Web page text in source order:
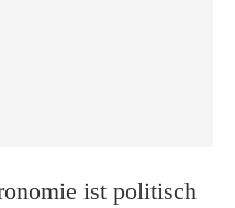
ist politisch